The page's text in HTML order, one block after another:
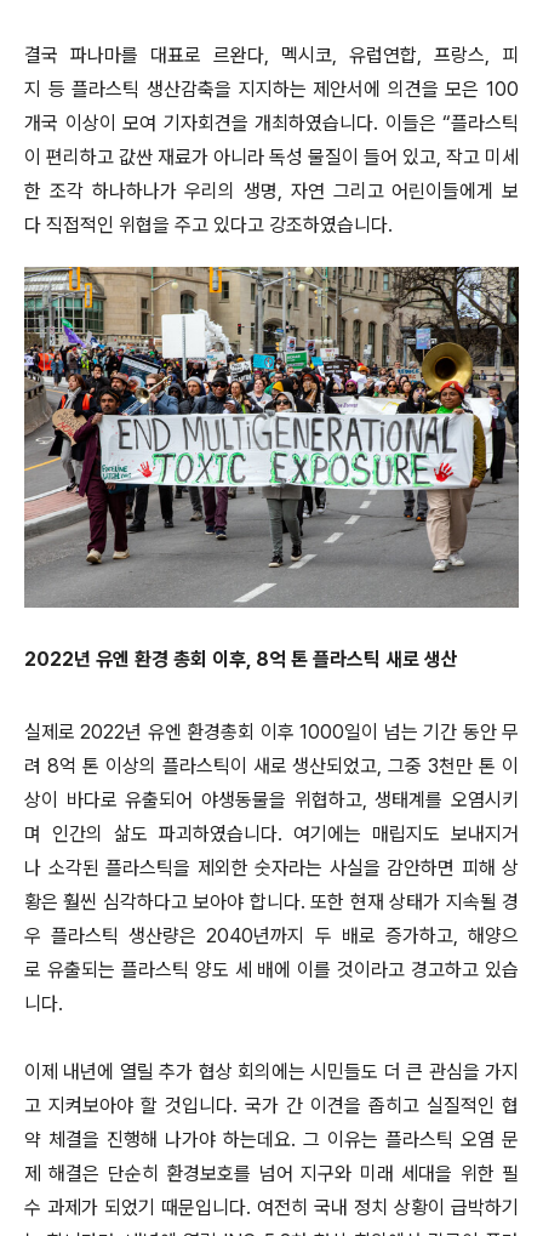
결국 파나마를 대표로 르완다, 멕시코, 유럽연합, 프랑스, 피
지 등 플라스틱 생산감축을 지지하는 제안서에 의견을 모은 100
개국 이상이 모여 기자회견을 개최하였습니다. 이들은 “플라스틱
이 편리하고 값싼 재료가 아니라 독성 물질이 들어 있고, 작고 미세
한 조각 하나하나가 우리의 생명, 자연 그리고 어린이들에게 보
다 직접적인 위협을 주고 있다고 강조하였습니다.
2022년 유엔 환경 총회 이후, 8억 톤 플라스틱 새로 생산
실제로 2022년 유엔 환경총회 이후 1000일이 넘는 기간 동안 무
려 8억 톤 이상의 플라스틱이 새로 생산되었고, 그중 3천만 톤 이
상이 바다로 유출되어 야생동물을 위협하고, 생태계를 오염시키
며 인간의 삶도 파괴하였습니다. 여기에는 매립지도 보내지거
나 소각된 플라스틱을 제외한 숫자라는 사실을 감안하면 피해 상
황은 훨씬 심각하다고 보아야 합니다. 또한 현재 상태가 지속될 경
우 플라스틱 생산량은 2040년까지 두 배로 증가하고, 해양으
로 유출되는 플라스틱 양도 세 배에 이를 것이라고 경고하고 있습
니다.
이제 내년에 열릴 추가 협상 회의에는 시민들도 더 큰 관심을 가지
고 지켜보아야 할 것입니다. 국가 간 이견을 좁히고 실질적인 협
약 체결을 진행해 나가야 하는데요. 그 이유는 플라스틱 오염 문
제 해결은 단순히 환경보호를 넘어 지구와 미래 세대을 위한 필
수 과제가 되었기 때문입니다. 여전히 국내 정치 상황이 급박하기